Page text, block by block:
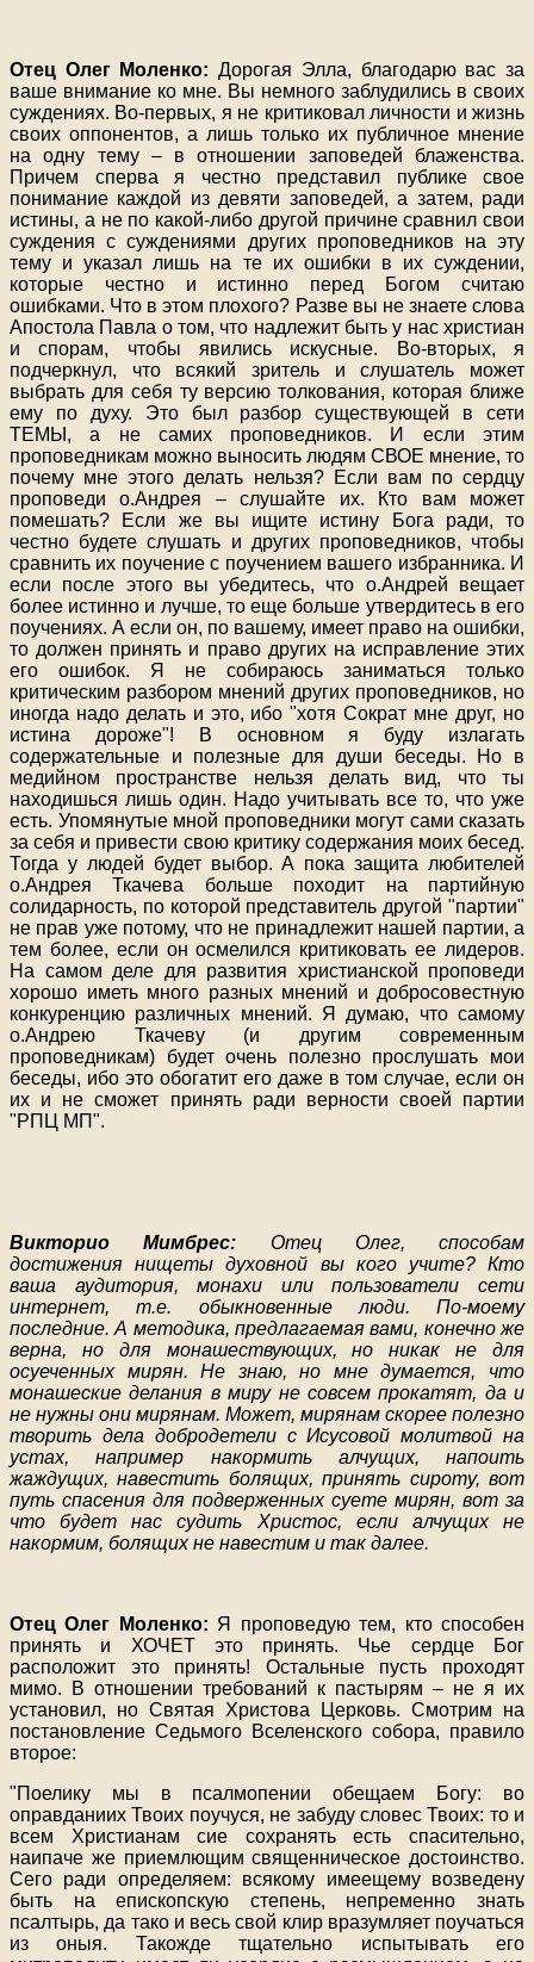
Отец Олег Моленко: Дорогая Элла, благодарю вас за
ваше внимание ко мне. Вы немного заблудились в своих
суждениях. Во-первых, я не критиковал личности и жизнь
своих оппонентов, а лишь только их публичное мнение
на одну тему – в отношении заповедей блаженства.
Причем сперва я честно представил публике свое
понимание каждой из девяти заповедей, а затем, ради
истины, а не по какой-либо другой причине сравнил свои
суждения с суждениями других проповедников на эту
тему и указал лишь на те их ошибки в их суждении,
которые честно и истинно перед Богом считаю
ошибками. Что в этом плохого? Разве вы не знаете слова
Апостола Павла о том, что надлежит быть у нас христиан
и спорам, чтобы явились искусные. Во-вторых, я
подчеркнул, что всякий зритель и слушатель может
выбрать для себя ту версию толкования, которая ближе
ему по духу. Это был разбор существующей в сети
ТЕМЫ, а не самих проповедников. И если этим
проповедникам можно выносить людям СВОЕ мнение, то
почему мне этого делать нельзя? Если вам по сердцу
проповеди о.Андрея – слушайте их. Кто вам может
помешать? Если же вы ищите истину Бога ради, то
честно будете слушать и других проповедников, чтобы
сравнить их поучение с поучением вашего избранника. И
если после этого вы убедитесь, что о.Андрей вещает
более истинно и лучше, то еще больше утвердитесь в его
поучениях. А если он, по вашему, имеет право на ошибки,
то должен принять и право других на исправление этих
его ошибок. Я не собираюсь заниматься только
критическим разбором мнений других проповедников, но
иногда надо делать и это, ибо "хотя Сократ мне друг, но
истина дороже"! В основном я буду излагать
содержательные и полезные для души беседы. Но в
медийном пространстве нельзя делать вид, что ты
находишься лишь один. Надо учитывать все то, что уже
есть. Упомянутые мной проповедники могут сами сказать
за себя и привести свою критику содержания моих бесед.
Тогда у людей будет выбор. А пока защита любителей
о.Андрея Ткачева больше походит на партийную
солидарность, по которой представитель другой "партии"
не прав уже потому, что не принадлежит нашей партии, а
тем более, если он осмелился критиковать ее лидеров.
На самом деле для развития христианской проповеди
хорошо иметь много разных мнений и добросовестную
конкуренцию различных мнений. Я думаю, что самому
о.Андрею Ткачеву (и другим современным
проповедникам) будет очень полезно прослушать мои
беседы, ибо это обогатит его даже в том случае, если он
их и не сможет принять ради верности своей партии
"РПЦ МП".
Викторио Мимбрес: Отец Олег, способам
достижения нищеты духовной вы кого учите? Кто
ваша аудитория, монахи или пользователи сети
интернет, т.е. обыкновенные люди. По-моему
последние. А методика, предлагаемая вами, конечно же
верна, но для монашествующих, но никак не для
осуеченных мирян. Не знаю, но мне думается, что
монашеские делания в миру не совсем прокатят, да и
не нужны они мирянам. Может, мирянам скорее полезно
творить дела добродетели с Исусовой молитвой на
устах, например накормить алчущих, напоить
жаждущих, навестить болящих, принять сироту, вот
путь спасения для подверженных суете мирян, вот за
что будет нас судить Христос, если алчущих не
накормим, болящих не навестим и так далее.
Отец Олег Моленко: Я проповедую тем, кто способен
принять и ХОЧЕТ это принять. Чье сердце Бог
расположит это принять! Остальные пусть проходят
мимо. В отношении требований к пастырям – не я их
установил, но Святая Христова Церковь. Смотрим на
постановление Седьмого Вселенского собора, правило
второе:
"Поелику мы в псалмопении обещаем Богу: во
оправданиих Твоих поучуся, не забуду словес Твоих: то и
всем Христианам сие сохранять есть спасительно,
наипаче же приемлющим священническое достоинство.
Сего ради определяем: всякому имеещему возведену
быть на епископскую степень, непременно знать
псалтырь, да тако и весь свой клир вразумляет поучаться
из оныя. Такожде тщательно испытывать его